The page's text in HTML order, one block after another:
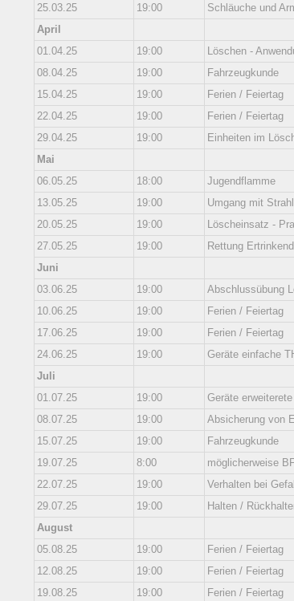
25.03.25
19:00
Schläuche und
April
01.04.25
19:00
Löschen -
08.04.25
19:00
Fahrzeugkunde
15.04.25
19:00
Ferien / Feiertag
22.04.25
19:00
Ferien / Feiertag
29.04.25
19:00
Einheiten im
Mai
06.05.25
18:00
Jugendflamme
13.05.25
19:00
Umgang mit
20.05.25
19:00
Löscheinsatz -
27.05.25
19:00
Rettung
Juni
03.06.25
19:00
Abschlussübung
10.06.25
19:00
Ferien / Feiertag
17.06.25
19:00
Ferien / Feiertag
24.06.25
19:00
Geräte einfache
Juli
01.07.25
19:00
Geräte erweiterete
08.07.25
19:00
Absicherung von
15.07.25
19:00
Fahrzeugkunde
19.07.25
8:00
möglicherweise
22.07.25
19:00
Verhalten bei
29.07.25
19:00
Halten /
August
05.08.25
19:00
Ferien / Feiertag
12.08.25
19:00
Ferien / Feiertag
19.08.25
19:00
Ferien / Feiertag